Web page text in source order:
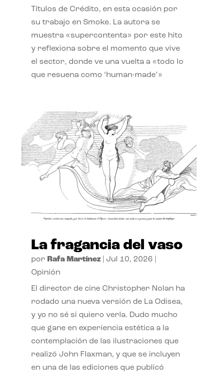
Títulos de Crédito, en esta ocasión por
su trabajo en Smoke. La autora se
muestra «supercontenta» por este hito
y reflexiona sobre el momento que vive
el sector, donde ve una vuelta a «todo lo
que resuena como ‘human-made’»
La fragancia del vaso
por Rafa Martínez| Jul 10, 2026
Opinión
El director de cine Christopher Nolan ha
rodado una nueva versión de La Odisea,
y yo no sé si quiero verla. Dudo mucho
que gane en experiencia estética a la
contemplación de las ilustraciones que
realizó John Flaxman, y que se incluyen
en una de las ediciones que publicó